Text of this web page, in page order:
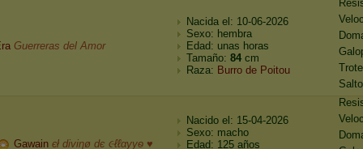
Guerreras del Amor
Nacida el: 10-06-2026
Sexo: hembra
Edad: unas horas
Tamaño: 84 cm
Raza: Burro de Poitou
Trote
Salto
Gawain єł diviηø dє ૯ℓℓαyyѳ ♥
Nacido el: 15-04-2026
Sexo: macho
Edad: 125 años